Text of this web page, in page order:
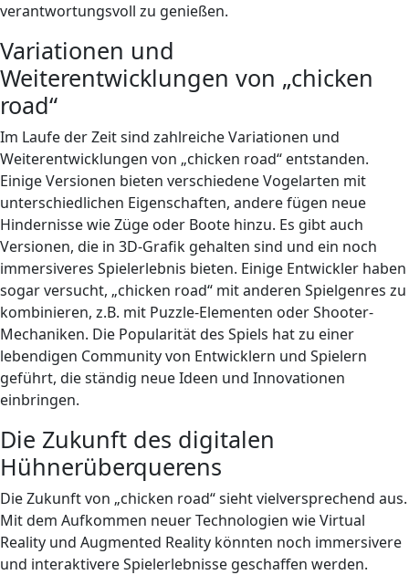
verantwortungsvoll zu genießen.
Variationen und
Weiterentwicklungen von „chicken
road“
Im Laufe der Zeit sind zahlreiche Variationen und
Weiterentwicklungen von „chicken road“ entstanden.
Einige Versionen bieten verschiedene Vogelarten mit
unterschiedlichen Eigenschaften, andere fügen neue
Hindernisse wie Züge oder Boote hinzu. Es gibt auch
Versionen, die in 3D-Grafik gehalten sind und ein noch
immersiveres Spielerlebnis bieten. Einige Entwickler haben
sogar versucht, „chicken road“ mit anderen Spielgenres zu
kombinieren, z.B. mit Puzzle-Elementen oder Shooter-
Mechaniken. Die Popularität des Spiels hat zu einer
lebendigen Community von Entwicklern und Spielern
geführt, die ständig neue Ideen und Innovationen
einbringen.
Die Zukunft des digitalen
Hühnerüberquerens
Die Zukunft von „chicken road“ sieht vielversprechend aus.
Mit dem Aufkommen neuer Technologien wie Virtual
Reality und Augmented Reality könnten noch immersivere
und interaktivere Spielerlebnisse geschaffen werden.